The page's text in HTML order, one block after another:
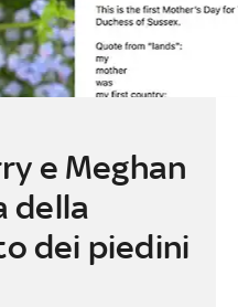
e Meghan
della
dei piedini